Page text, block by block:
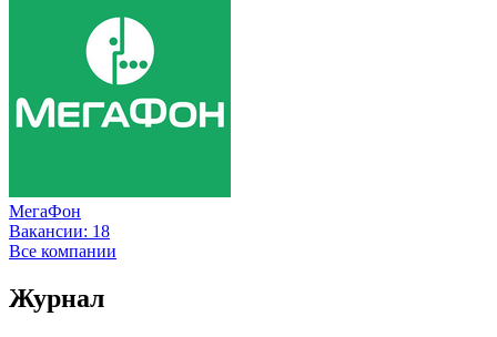
МегаФон
Вакансии: 18
Все компании
Журнал